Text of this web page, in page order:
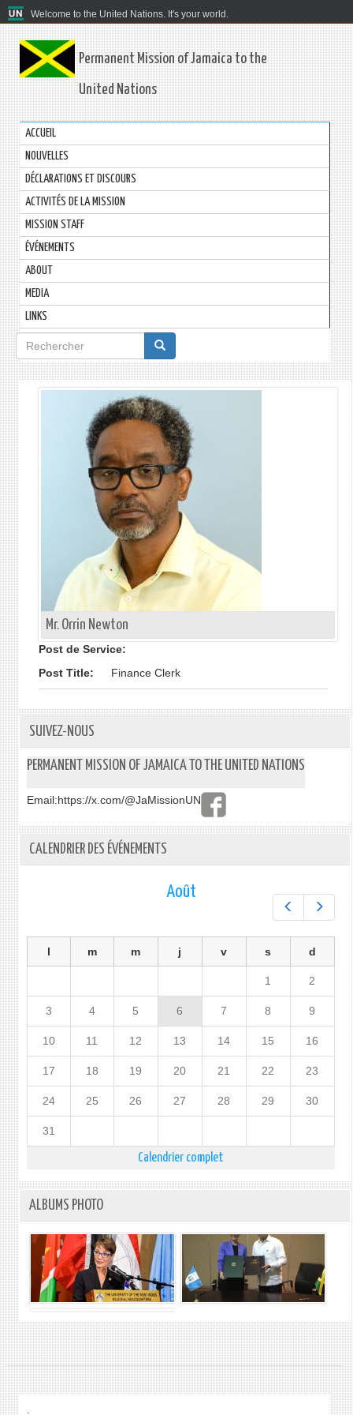
Welcome to the United Nations. It's your world.
Permanent Mission of Jamaica to the
United Nations
ACCUEIL
NOUVELLES
DÉCLARATIONS ET DISCOURS
ACTIVITÉS DE LA MISSION
MISSION STAFF
ÉVÉNEMENTS
ABOUT
MEDIA
LINKS
Formulaire
de
recherche
Mr. Orrin Newton
Post de Service:
Post Title:
Finance Clerk
SUIVEZ-NOUS
PERMANENT MISSION OF JAMAICA TO THE UNITED NATIONS
Email:https://x.com/@JaMissionUN
CALENDRIER DES ÉVÉNEMENTS
Préc.
Août
l m m j v s d
1 2
3 4 5 6 7 8 9
10 11 12 13 14 15 16
17 18 19 20 21 22 23
24 25 26 27 28 29 30
31
Calendrier complet
ALBUMS PHOTO
.